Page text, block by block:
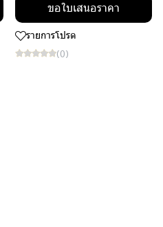
ขอใบเสนอราคา
รายการโปรด
(0)